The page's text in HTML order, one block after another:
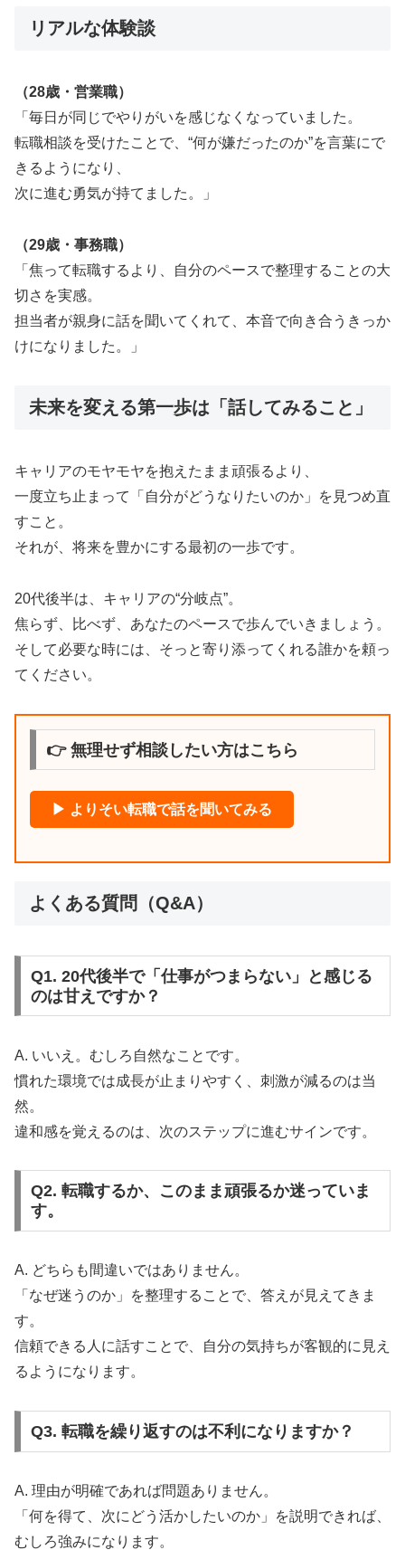
リアルな体験談
（28歳・営業職）
「毎日が同じでやりがいを感じなくなっていました。
転職相談を受けたことで、“何が嫌だったのか”を言葉にで
きるようになり、
次に進む勇気が持てました。」
（29歳・事務職）
「焦って転職するより、自分のペースで整理することの大
切さを実感。
担当者が親身に話を聞いてくれて、本音で向き合うきっか
けになりました。」
未来を変える第一歩は「話してみること」
キャリアのモヤモヤを抱えたまま頑張るより、
一度立ち止まって「自分がどうなりたいのか」を見つめ直
すこと。
それが、将来を豊かにする最初の一歩です。
20代後半は、キャリアの“分岐点”。
焦らず、比べず、あなたのペースで歩んでいきましょう。
そして必要な時には、そっと寄り添ってくれる誰かを頼っ
てください。
👉 無理せず相談したい方はこちら
▶ よりそい転職で話を聞いてみる
よくある質問（Q&A）
Q1. 20代後半で「仕事がつまらない」と感じる
のは甘えですか？
A. いいえ。むしろ自然なことです。
慣れた環境では成長が止まりやすく、刺激が減るのは当
然。
違和感を覚えるのは、次のステップに進むサインです。
Q2. 転職するか、このまま頑張るか迷っていま
す。
A. どちらも間違いではありません。
「なぜ迷うのか」を整理することで、答えが見えてきま
す。
信頼できる人に話すことで、自分の気持ちが客観的に見え
るようになります。
Q3. 転職を繰り返すのは不利になりますか？
A. 理由が明確であれば問題ありません。
「何を得て、次にどう活かしたいのか」を説明できれば、
むしろ強みになります。